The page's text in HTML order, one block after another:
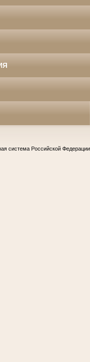
система Российской